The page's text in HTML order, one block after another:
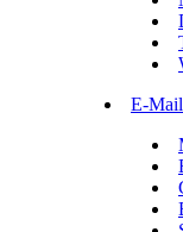
E-